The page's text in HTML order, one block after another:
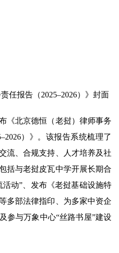
任报告（2025–2026）》封面
《北京德恒（老挝）律师事务
）》。该报告系统梳理了
流、合规支持、人才培养及社
括与老挝皮瓦中学开展长期合
动”、发布《老挝基础设施特
多部法律指印、为多家中资企
参与万象中心“丝路书屋”建设